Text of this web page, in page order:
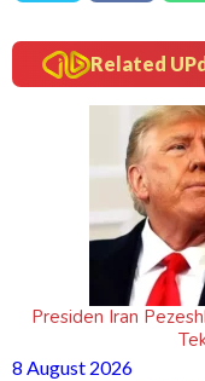
Related
Presiden Iran
8 August 2026